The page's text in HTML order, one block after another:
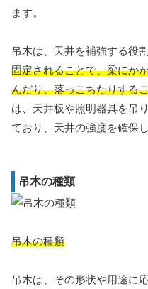
ます。
吊木は、天井を補強する役
固定されることで、梁にか
んだり、落っこちたりする
は、天井板や照明器具を吊
ており、天井の強度を確保
吊木の種類
吊木の種類
吊木は、その形状や用途に